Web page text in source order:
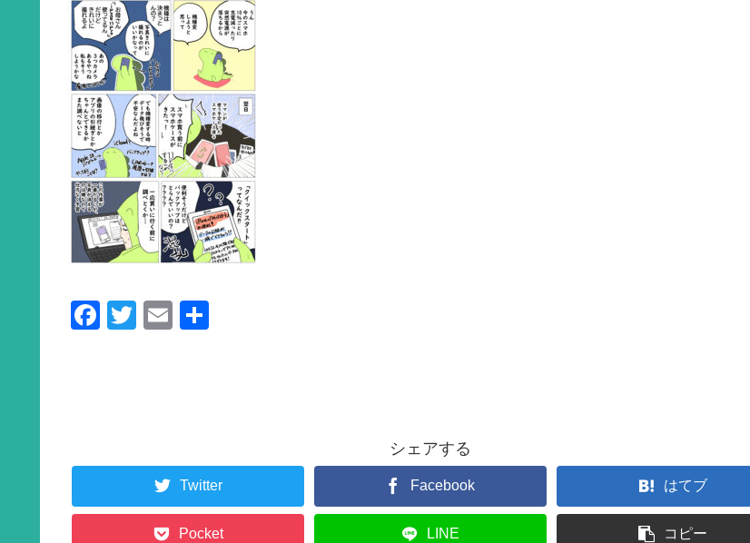
F
o
k
T
E
シェアする
Twitter Facebook はてブ
Pocket LINE コピー